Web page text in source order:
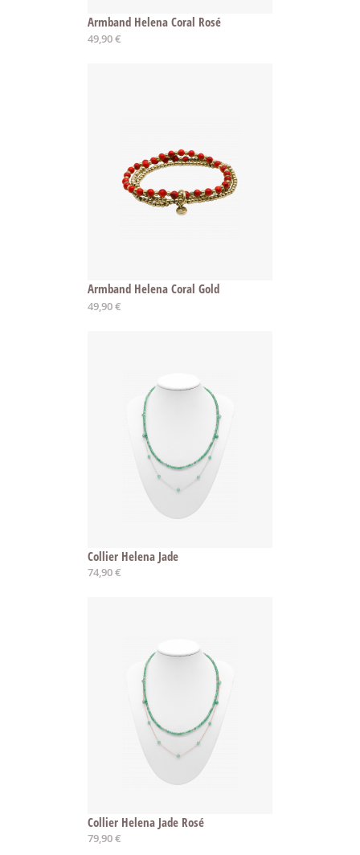
Armband Helena Coral Rosé
49,90 €
Armband Helena Coral Gold
49,90 €
Collier Helena Jade
74,90 €
Collier Helena Jade Rosé
79,90 €